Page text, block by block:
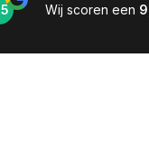
Wij scoren een